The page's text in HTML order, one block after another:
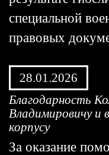
специальной
правовых
28.01.2026
Благодарность
Владимировичу и
корпусу
За оказание